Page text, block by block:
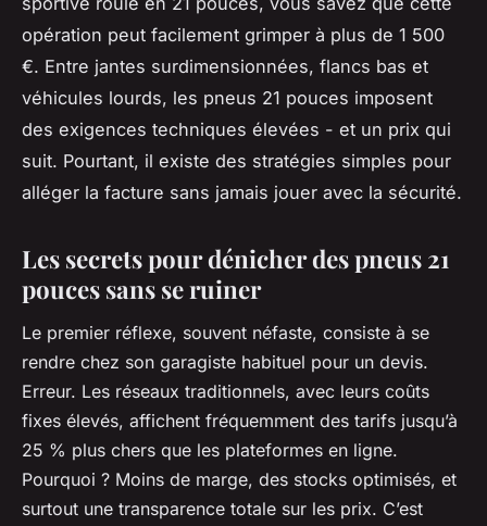
opération peut facilement grimper à plus de 1 500
€. Entre jantes surdimensionnées, flancs bas et
véhicules lourds, les pneus 21 pouces imposent
des exigences techniques élevées - et un prix qui
suit. Pourtant, il existe des stratégies simples pour
alléger la facture sans jamais jouer avec la sécurité.
Les secrets pour dénicher des pneus 21
pouces sans se ruiner
Le premier réflexe, souvent néfaste, consiste à se
rendre chez son garagiste habituel pour un devis.
Erreur. Les réseaux traditionnels, avec leurs coûts
fixes élevés, affichent fréquemment des tarifs jusqu’à
25 % plus chers que les plateformes en ligne.
Pourquoi ? Moins de marge, des stocks optimisés, et
surtout une transparence totale sur les prix. C’est